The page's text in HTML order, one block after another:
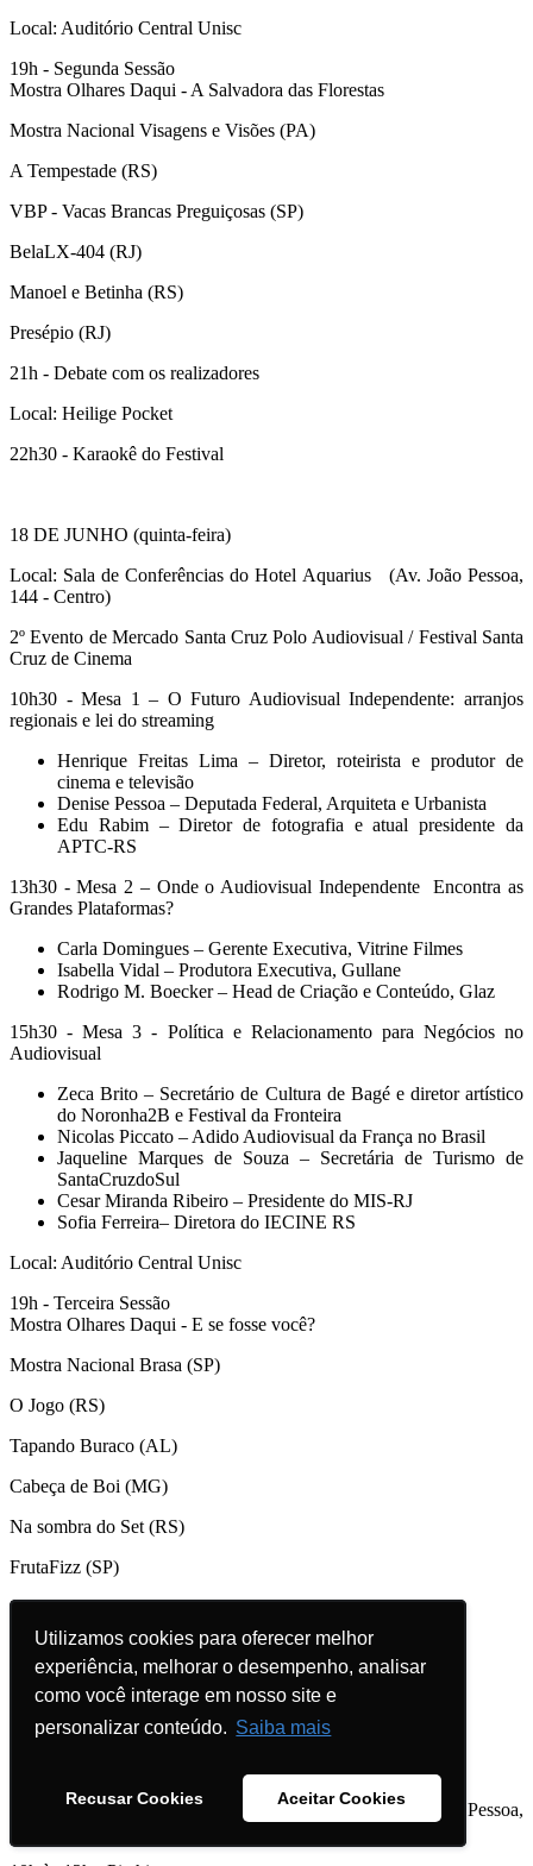
Utilizamos cookies para oferecer melhor
experiência, melhorar o desempenho, analisar
como você interage em nosso site e
personalizar conteúdo. Saiba mais
Recusar Cookies Aceitar Cookies
Utilizamos cookies para oferecer melhor
experiência, melhorar o desempenho, analisar
como você interage em nosso site e
personalizar conteúdo. Saiba mais
Recusar Cookies Aceitar Cookies
Local: Auditório Central Unisc
19h - Segunda Sessão
Mostra Olhares Daqui - A Salvadora das Florestas
Mostra Nacional Visagens e Visões (PA)
A Tempestade (RS)
VBP - Vacas Brancas Preguiçosas (SP)
BelaLX-404 (RJ)
Manoel e Betinha (RS)
Presépio (RJ)
21h - Debate com os realizadores
Local: Heilige Pocket
22h30 - Karaokê do Festival
18 DE JUNHO (quinta-feira)
Local: Sala de Conferências do Hotel Aquarius (Av. João Pessoa,
144 - Centro)
2º Evento de Mercado Santa Cruz Polo Audiovisual / Festival Santa
Cruz de Cinema
10h30 - Mesa 1 – O Futuro Audiovisual Independente: arranjos
regionais e lei do streaming
Henrique Freitas Lima – Diretor, roteirista e produtor de
cinema e televisão
Denise Pessoa – Deputada Federal, Arquiteta e Urbanista
Edu Rabim – Diretor de fotografia e atual presidente da
APTC-RS
13h30 - Mesa 2 – Onde o Audiovisual Independente Encontra as
Grandes Plataformas?
Carla Domingues – Gerente Executiva, Vitrine Filmes
Isabella Vidal – Produtora Executiva, Gullane
Rodrigo M. Boecker – Head de Criação e Conteúdo, Glaz
15h30 - Mesa 3 - Política e Relacionamento para Negócios no
Audiovisual
Zeca Brito – Secretário de Cultura de Bagé e diretor artístico
do Noronha2B e Festival da Fronteira
Nicolas Piccato – Adido Audiovisual da França no Brasil
Jaqueline Marques de Souza – Secretária de Turismo de
SantaCruzdoSul
Cesar Miranda Ribeiro – Presidente do MIS-RJ
Sofia Ferreira– Diretora do IECINE RS
Local: Auditório Central Unisc
19h - Terceira Sessão
Mostra Olhares Daqui - E se fosse você?
Mostra Nacional Brasa (SP)
O Jogo (RS)
Tapando Buraco (AL)
Cabeça de Boi (MG)
Na sombra do Set (RS)
FrutaFizz (SP)
21h - Debate com os realizadores
Local: Brás e HbierBox
22h30 - Festa do Festival
Local: Sala de Conferências do Hotel Aquarius (Av. João Pessoa,